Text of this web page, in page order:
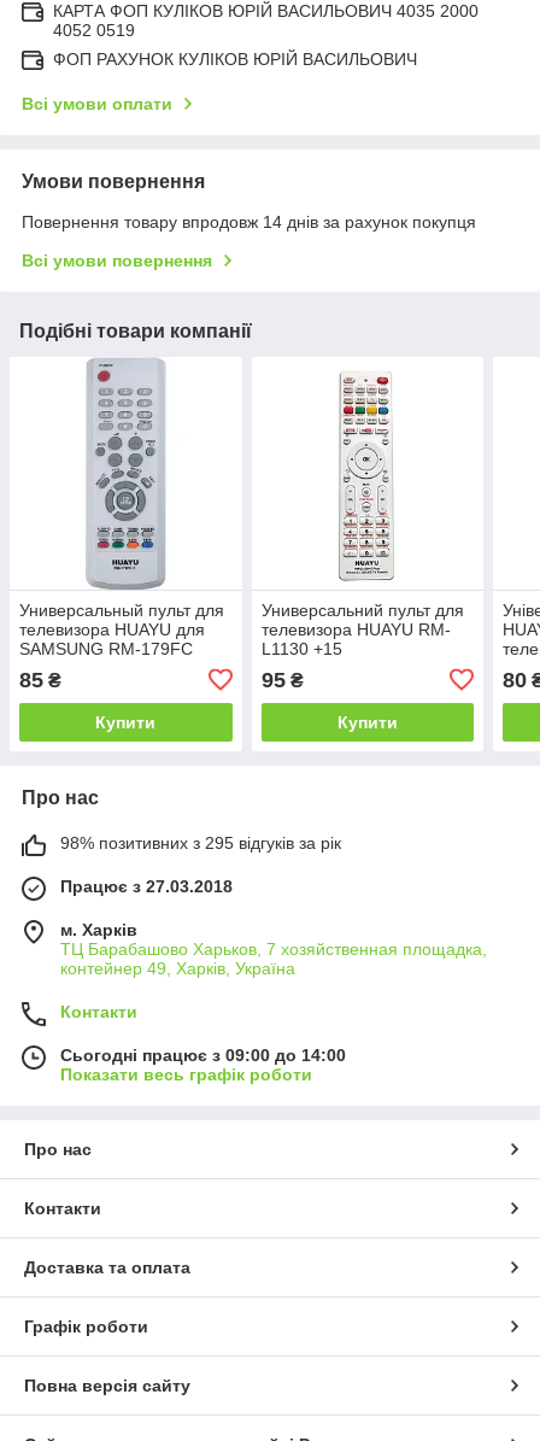
КАРТА ФОП КУЛІКОВ ЮРІЙ ВАСИЛЬОВИЧ 4035 2000
4052 0519
ФОП РАХУНОК КУЛІКОВ ЮРІЙ ВАСИЛЬОВИЧ
Всі умови оплати
Умови повернення
Повернення товару впродовж 14 днів за рахунок покупця
Всі умови повернення
Подібні товари компанії
Универсальный пульт для
телевизора HUAYU для
SAMSUNG RM-179FC
85 ₴
Купити
Универсальний пульт для
телевизора HUAYU RM-
L1130 +15
95₴
Купити
80
Про нас
98% позитивних з 295 відгуків за рік
Працює з 27.03.2018
м. Харків
ТЦ Барабашово Харьков, 7 хозяйственная площадка,
контейнер 49, Харків, Україна
Контакти
Сьогодні працює з 09:00 до 14:00
Показати весь графік роботи
Про нас
Контакти
Доставка та оплата
Графік роботи
Повна версія сайту